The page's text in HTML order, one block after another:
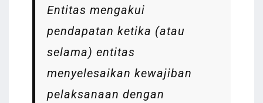
Entitas mengakui
pendapatan ketika (atau
selama) entitas
menyelesaikan kewajiban
pelaksanaan dengan